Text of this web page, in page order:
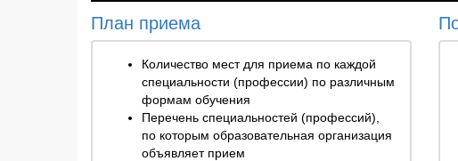
План приема
Количество мест для приема по каждой
специальности (профессии) по различным
формам обучения
Перечень специальностей (профессий),
по которым образовательная организация
объявляет прием